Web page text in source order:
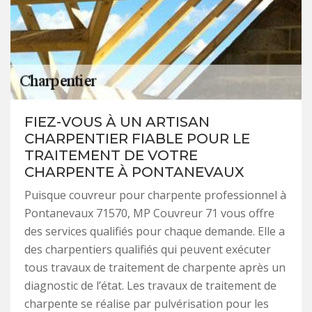
FIEZ-VOUS À UN ARTISAN
CHARPENTIER FIABLE POUR LE
TRAITEMENT DE VOTRE
CHARPENTE À PONTANEVAUX
Puisque couvreur pour charpente professionnel à
Pontanevaux 71570, MP Couvreur 71 vous offre
des services qualifiés pour chaque demande. Elle a
des charpentiers qualifiés qui peuvent exécuter
tous travaux de traitement de charpente après un
diagnostic de l’état. Les travaux de traitement de
charpente se réalise par pulvérisation pour les